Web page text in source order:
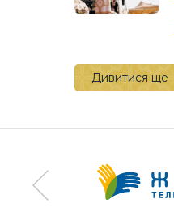
Дивитися ще